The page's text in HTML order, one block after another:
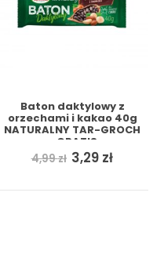
Baton daktylowy z
orzechami i kakao 40g
NATURALNY TAR-GROCH
+ GRATIS
4,99zł Pierwotna
cena
4,99 zł.
3,29 zł
3,29 zł.